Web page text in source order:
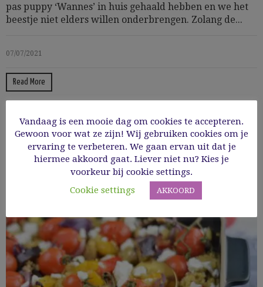
pas puppy ‘Wannes’ in huis gehaald hebben en we het
beestje niet elders willen onderbrengen. Zolang de...
07/07/2021
Read More
Vandaag is een mooie dag om cookies te accepteren.
Gewoon voor wat ze zijn! Wij gebruiken cookies om je
ervaring te verbeteren. We gaan ervan uit dat je
hiermee akkoord gaat. Liever niet nu? Kies je
voorkeur bij cookie settings.
Cookie settings
AKKOORD